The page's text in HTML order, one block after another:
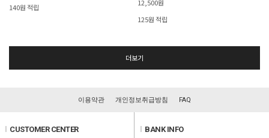
140원 적립
12,500원
125원 적립
더보기
이용약관 개인정보취급방침 FAQ
CUSTOMER CENTER BANK INFO